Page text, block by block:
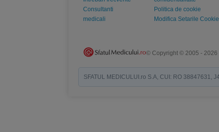
Consultanti
medicali
Politica de cookie
Modifica Setarile Cookie
© Copyright © 2005 - 2026
SFATUL MEDICULUI.ro S.A, CUI: RO 38847631,